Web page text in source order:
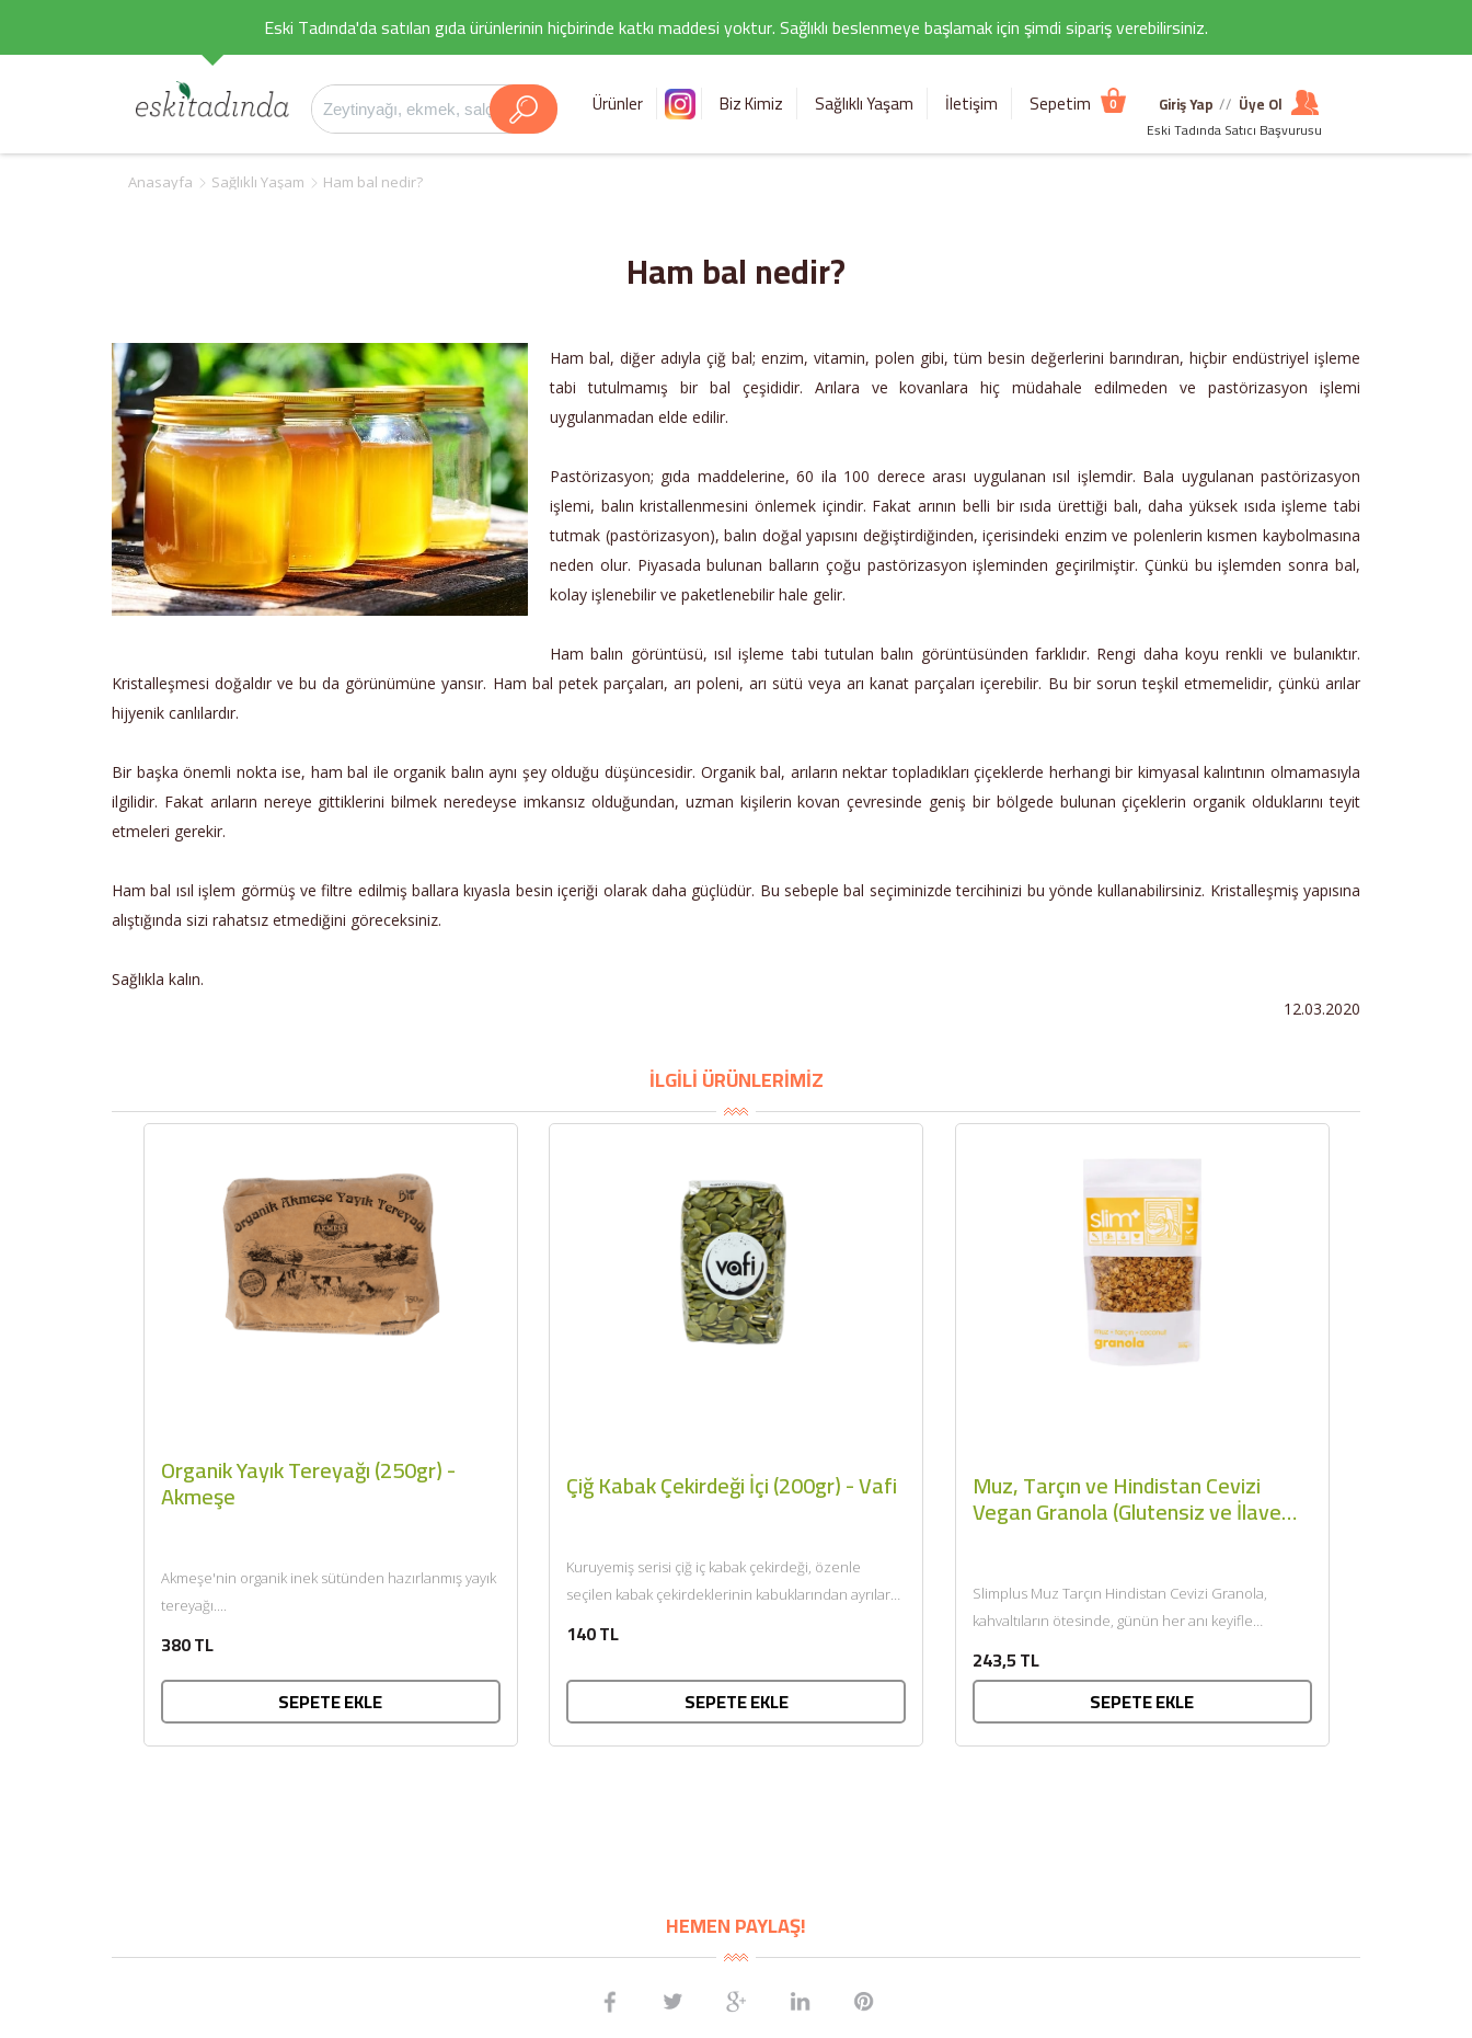
Eski Tadında'da satılan gıda ürünlerinin hiçbirinde katkı maddesi yoktur. Sağlıklı beslenmeye başlamak için şimdi sipariş verebilirsiniz.
Ürünler Biz Kimiz Sağlıklı Yaşam İletişim Sepetim 0 Giriş Yap // Üye Ol
Eski Tadında Satıcı Başvurusu
Anasayfa Sağlıklı Yaşam Ham bal nedir?
Ham bal nedir?
Ham bal, diğer adıyla çiğ bal; enzim, vitamin, polen gibi, tüm besin değerlerini barındıran, hiçbir endüstriyel işleme
tabi tutulmamış bir bal çeşididir. Arılara ve kovanlara hiç müdahale edilmeden ve pastörizasyon işlemi
uygulanmadan elde edilir.
Pastörizasyon; gıda maddelerine, 60 ila 100 derece arası uygulanan ısıl işlemdir. Bala uygulanan pastörizasyon
işlemi, balın kristallenmesini önlemek içindir. Fakat arının belli bir ısıda ürettiği balı, daha yüksek ısıda işleme tabi
tutmak (pastörizasyon), balın doğal yapısını değiştirdiğinden, içerisindeki enzim ve polenlerin kısmen kaybolmasına
neden olur. Piyasada bulunan balların çoğu pastörizasyon işleminden geçirilmiştir. Çünkü bu işlemden sonra bal,
kolay işlenebilir ve paketlenebilir hale gelir.
Ham balın görüntüsü, ısıl işleme tabi tutulan balın görüntüsünden farklıdır. Rengi daha koyu renkli ve bulanıktır.
Kristalleşmesi doğaldır ve bu da görünümüne yansır. Ham bal petek parçaları, arı poleni, arı sütü veya arı kanat parçaları içerebilir. Bu bir sorun teşkil etmemelidir, çünkü arılar
hijyenik canlılardır.
Bir başka önemli nokta ise, ham bal ile organik balın aynı şey olduğu düşüncesidir. Organik bal, arıların nektar topladıkları çiçeklerde herhangi bir kimyasal kalıntının olmamasıyla
ilgilidir. Fakat arıların nereye gittiklerini bilmek neredeyse imkansız olduğundan, uzman kişilerin kovan çevresinde geniş bir bölgede bulunan çiçeklerin organik olduklarını teyit
etmeleri gerekir.
Ham bal ısıl işlem görmüş ve filtre edilmiş ballara kıyasla besin içeriği olarak daha güçlüdür. Bu sebeple bal seçiminizde tercihinizi bu yönde kullanabilirsiniz. Kristalleşmiş yapısına
alıştığında sizi rahatsız etmediğini göreceksiniz.
Sağlıkla kalın.
12.03.2020
İLGİLİ ÜRÜNLERİMİZ
Organik Yayık Tereyağı (250gr) -
Akmeşe
Akmeşe'nin organik inek sütünden hazırlanmış yayık
tereyağı....
380 TL
SEPETE EKLE
Çiğ Kabak Çekirdeği İçi (200gr) - Vafi
Kuruyemiş serisi çiğ iç kabak çekirdeği, özenle
seçilen kabak çekirdeklerinin kabuklarından ayrılarak
140 TL
SEPETE EKLE
Muz, Tarçın ve Hindistan Cevizi
Vegan Granola (Glutensiz ve İlave
Şekersiz, 250gr) - Slimplus
Slimplus Muz Tarçın Hindistan Cevizi Granola,
kahvaltıların ötesinde, günün her anı keyifle
243,5 TL
SEPETE EKLE
HEMEN PAYLAŞ!Sızma Zeytinyağı (2025
Yeni Hasat, Güney Ege, 5
SEPETE EKLE